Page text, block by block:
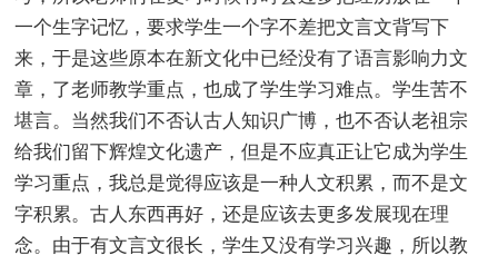
一个生字记忆，要求学生一个字不差把文言文背写下
来，于是这些原本在新文化中已经没有了语言影响力文
章，了老师教学重点，也成了学生学习难点。学生苦不
堪言。当然我们不否认古人知识广博，也不否认老祖宗
给我们留下辉煌文化遗产，但是不应真正让它成为学生
学习重点，我总是觉得应该是一种人文积累，而不是文
字积累。古人东西再好，还是应该去更多发展现在理
念。由于有文言文很长，学生又没有学习兴趣，所以教